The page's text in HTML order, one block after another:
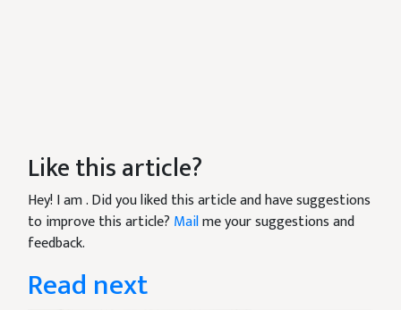
Like this article?
Hey! I am. Did you liked this article and have suggestions
to improve this article? Mailme your suggestions and
feedback.
Read next